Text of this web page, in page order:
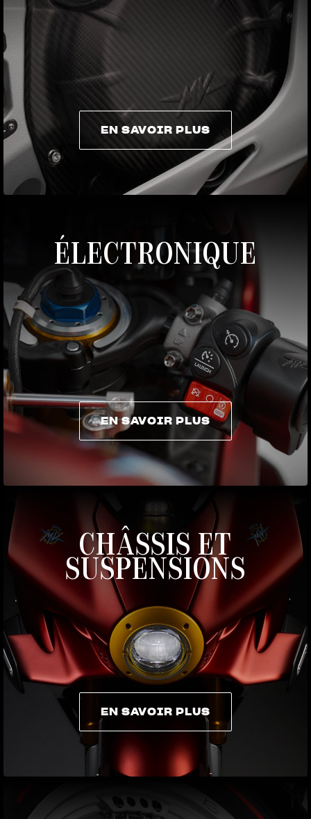
EN SAVOIR PLUS
EN SAVOIR PLUS
ÉLECTRONIQUE
EN SAVOIR PLUS
EN SAVOIR PLUS
CHÂSSIS ET
SUSPENSIONS
EN SAVOIR PLUS
EN SAVOIR PLUS